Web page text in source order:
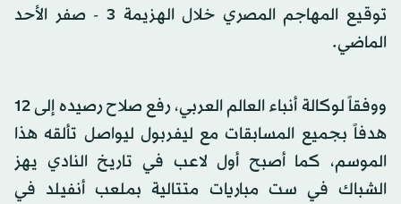
توقيع المهاجم المصري خلال الهزيمة 3 - صفر الأحد
الماضي.
ووفقاً لوكالة أنباء العالم العربي، رفع صلاح رصيده إلى 12
هدفاً بجميع المسابقات مع ليفربول ليواصل تألقه هذا
الموسم، كما أصبح أول لاعب في تاريخ النادي يهز
الشباك في ست مباريات متتالية بملعب أنفيلد في